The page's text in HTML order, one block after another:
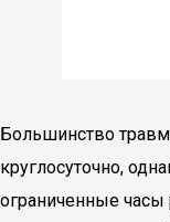
Большинство
круглосуточно,
ограниченные часы